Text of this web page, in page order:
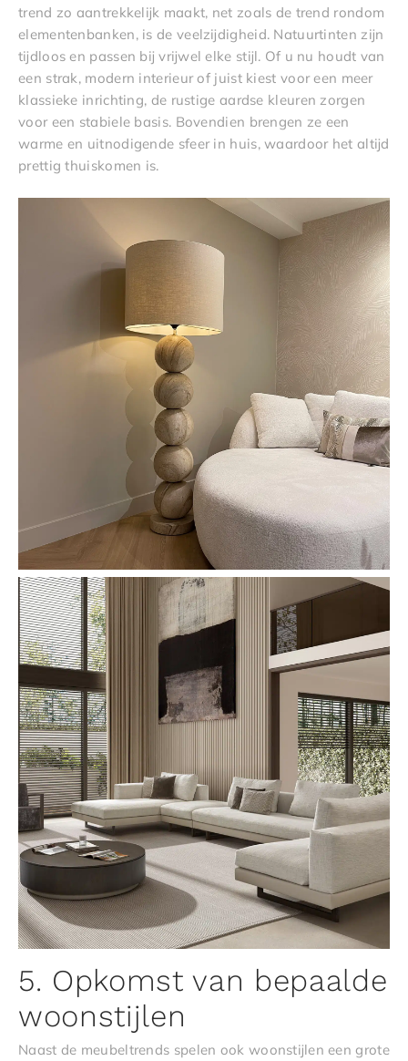
trend zo aantrekkelijk maakt, net zoals de trend rondom
elementenbanken, is de veelzijdigheid. Natuurtinten zijn
tijdloos en passen bij vrijwel elke stijl. Of u nu houdt van
een strak, modern interieur of juist kiest voor een meer
klassieke inrichting, de rustige aardse kleuren zorgen
voor een stabiele basis. Bovendien brengen ze een
warme en uitnodigende sfeer in huis, waardoor het altijd
prettig thuiskomen is.
5. Opkomst van bepaalde
woonstijlen
Naast de meubeltrends spelen ook woonstijlen een grote